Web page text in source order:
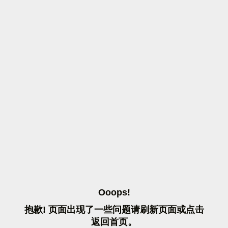
OOOPS!
抱歉! 页面出现了一些问题请刷 新页面或点击
返 回首页。